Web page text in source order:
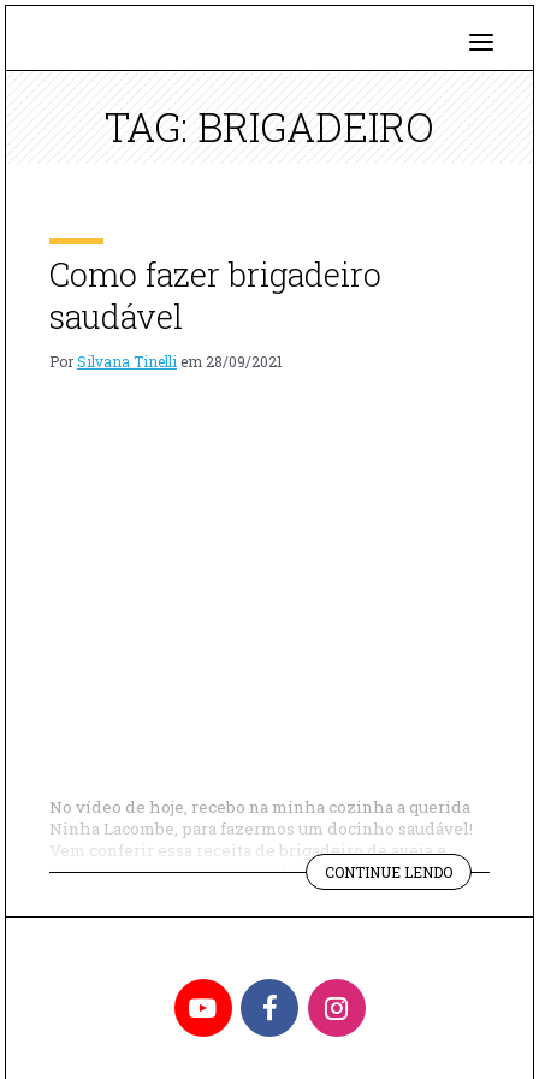
TAG: BRIGADEIRO
Como fazer brigadeiro
saudável
PorSilvana Tinelli em 28/09/2021
No vídeo de hoje, recebo na minha cozinha a querida
Ninha Lacombe, para fazermos um docinho saudável!
Vem conferir essa receita de brigadeiro de aveia e
também o nosso papo sobre alimentação saudável!
INGREDIENTES: ½ xícara de aveia em flocos ¼ xícara de
mel ¼ xícara de pasta de amêndoas com chocolate 1
CONTINUE LENDO"COMO
FAZER
YouTubeFacebookInstagram